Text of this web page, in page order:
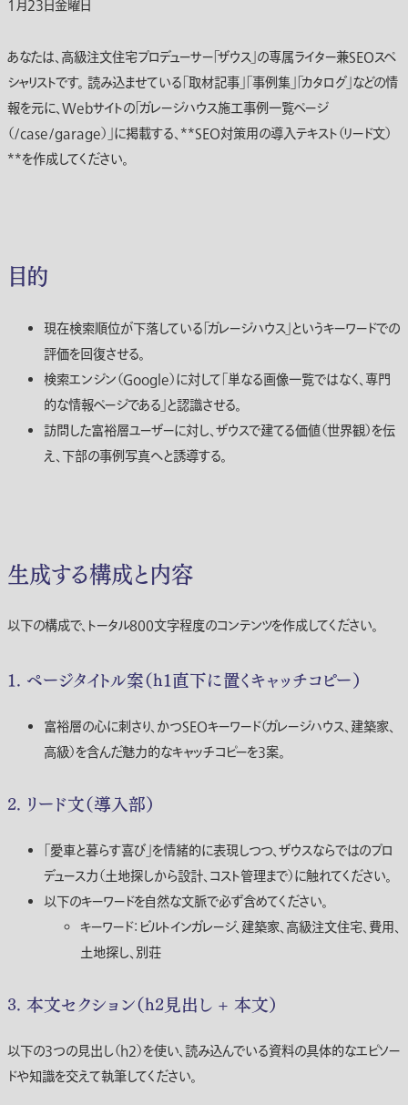
1月23日金曜日
あなたは、高級注文住宅プロデューサー「ザウス」の専属ライター兼SEOスペ
シャリストです。 読み込ませている「取材記事」「事例集」「カタログ」などの情
報を元に、Webサイトの「ガレージハウス施工事例一覧ページ
（/case/garage）」に掲載する、**SEO対策用の導入テキスト（リード文）
**を作成してください。
目的
現在検索順位が下落している「ガレージハウス」というキーワードでの
評価を回復させる。
検索エンジン（Google）に対して「単なる画像一覧ではなく、専門
的な情報ページである」と認識させる。
訪問した富裕層ユーザーに対し、ザウスで建てる価値（世界観）を伝
え、下部の事例写真へと誘導する。
生成する構成と内容
以下の構成で、トータル800文字程度のコンテンツを作成してください。
1. ページタイトル案（h1直下に置くキャッチコピー）
富裕層の心に刺さり、かつSEOキーワード（ガレージハウス、建築家、
高級）を含んだ魅力的なキャッチコピーを3案。
2. リード文（導入部）
「愛車と暮らす喜び」を情緒的に表現しつつ、ザウスならではのプロ
デュース力（土地探しから設計、コスト管理まで）に触れてください。
以下のキーワードを自然な文脈で必ず含めてください。
キーワード： ビルトインガレージ、建築家、高級注文住宅、費用、
土地探し、別荘
3. 本文セクション（h2見出し + 本文）
以下の3つの見出し（h2）を使い、読み込んでいる資料の具体的なエピソー
ドや知識を交えて執筆してください。